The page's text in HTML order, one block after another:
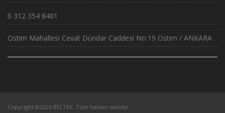
0 312 354 8401
Ostim Mahallesi Cevat Dündar Caddesi No:19 Ostim / ANKARA
Copyright ©2026 BELTEK. Tüm hakları saklıdır